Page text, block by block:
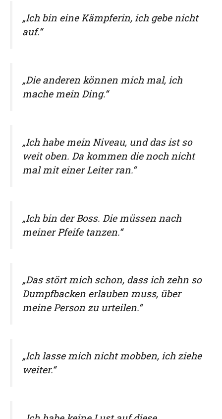
„Ich bin eine Kämpferin, ich gebe nicht
auf.“
„Die anderen können mich mal, ich
mache mein Ding.“
„Ich habe mein Niveau, und das ist so
weit oben. Da kommen die noch nicht
mal mit einer Leiter ran.“
„Ich bin der Boss. Die müssen nach
meiner Pfeife tanzen.“
„Das stört mich schon, dass ich zehn so
Dumpfbacken erlauben muss, über
meine Person zu urteilen.“
„Ich lasse mich nicht mobben, ich ziehe
weiter.“